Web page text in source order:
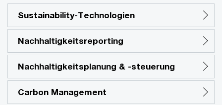
Sustainability-Technologien
Nachhaltigkeitsreporting
Nachhaltigkeitsplanung & -steuerung
Carbon Management